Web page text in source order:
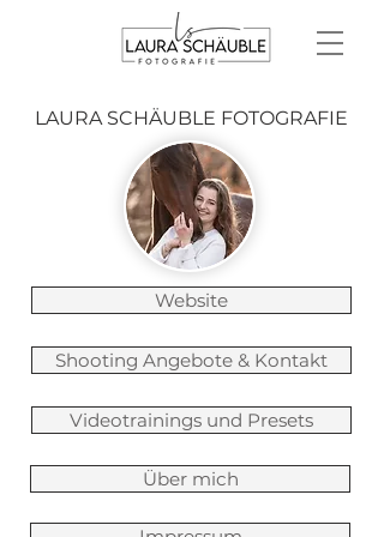
LAURA SCHÄUBLE FOTOGRAFIE
Website
Shooting Angebote & Kontakt
Videotrainings und Presets
Über mich